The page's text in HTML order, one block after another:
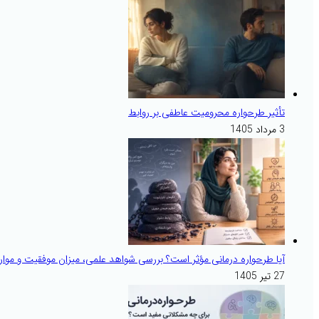
تأثیر طرحواره محرومیت عاطفی بر روابط
3 مرداد 1405
آیا طرحواره درمانی مؤثر است؟ بررسی شواهد علمی، میزان موفقیت و
27 تیر 1405